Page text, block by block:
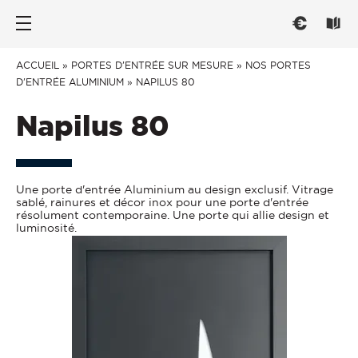
Nos portes d’entrée
PAR TYPE
Portes d’entrée
Portes de service
Portes grand trafic
PAR STYLE
Traditionnelle
Les fenêtres
PAR TYPE
Fenêtre ouvrant à la française
Fenêtre oscillo-battant
Fenêtre et baie coulissante
Fenêtre et baie à galandage
Fenêtre oscillo-coulissante
Conseils
Trouver l'inspiration
Mieux comprendre
Réglementation
Savoir-Faire français
CONNECTER
ACCUEIL » PORTES D’ENTRÉE SUR MESURE » NOS PORTES
D'ENTRÉE ALUMINIUM » NAPILUS 80
Napilus 80
Une porte d'entrée Aluminium au design exclusif. Vitrage
sablé, rainures et décor inox pour une porte d'entrée
résolument contemporaine. Une porte qui allie design et
luminosité.